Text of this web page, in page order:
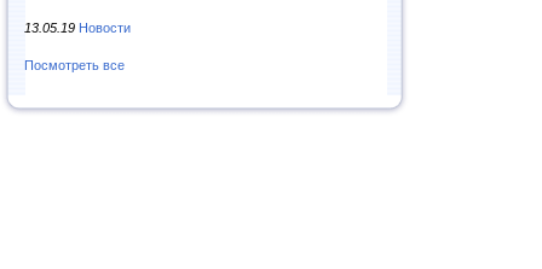
13.05.19 Новости
Посмотреть все